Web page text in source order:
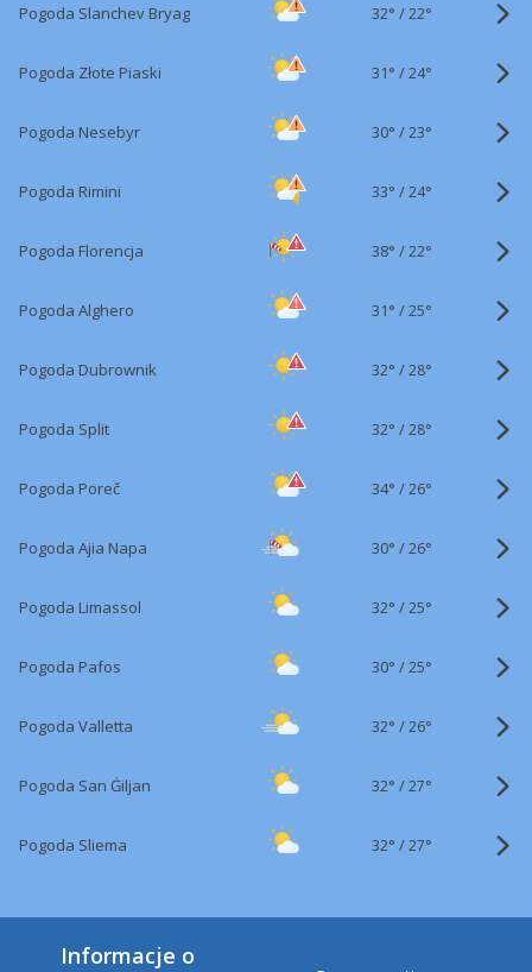
Pogoda Slanchev Bryag 32° /22°
Pogoda Złote Piaski 31° /24°
Pogoda Nesebyr 30° /23°
Pogoda Rimini 33° /24°
Pogoda Florencja 38° /22°
Pogoda Alghero 31° /25°
Pogoda Dubrownik 32° /28°
Pogoda Split 32° /28°
Pogoda Poreč 34° /26°
Pogoda Ajia Napa 30° /26°
Pogoda Limassol 32° /25°
Pogoda Pafos 30° /25°
Pogoda Valletta 32° /26°
Pogoda San Ġiljan 32° /27°
Pogoda Sliema 32° /27°
Informacje o